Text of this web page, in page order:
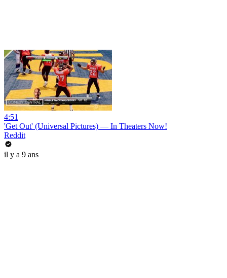
4:51
'Get Out' (Universal Pictures) — In Theaters Now!
Reddit
il y a 9 ans